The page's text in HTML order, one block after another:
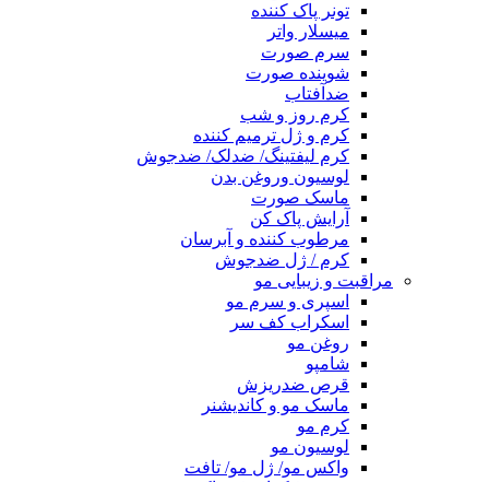
تونر پاک کننده
میسلار واتر
سرم صورت
شوینده صورت
ضدآفتاب
کرم روز و شب
کرم و ژل ترمیم کننده
کرم لیفتینگ/ ضدلک/ ضدجوش
لوسیون وروغن بدن
ماسک صورت
آرایش پاک کن
مرطوب کننده و آبرسان
کرم / ژل ضدجوش
مراقبت و زیبایی مو
اسپری و سرم مو
اسکراب کف سر
روغن مو
شامپو
قرص ضدریزش
ماسک مو و کاندیشنر
کرم مو
لوسیون مو
واکس مو/ ژل مو/ تافت